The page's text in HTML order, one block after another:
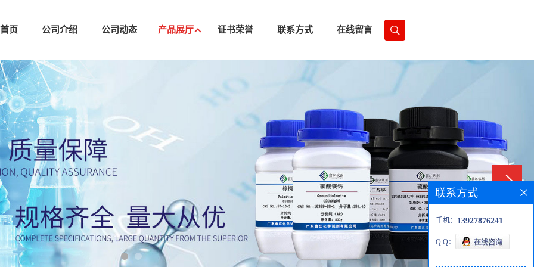
页 公司介绍 公司动态 产品展厅 证书荣誉 联系方式 在线留言
联系方式
手机： 13927876241
Q Q：